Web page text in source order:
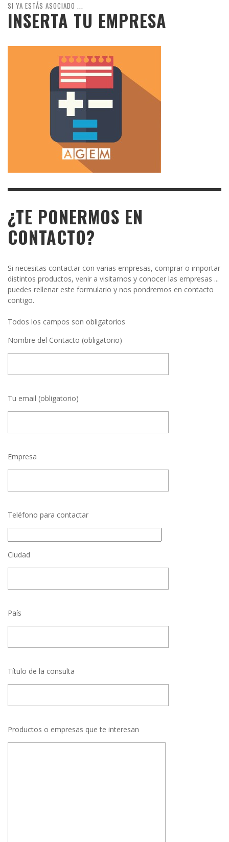
SI YA ESTÁS ASOCIADO ...
INSERTA TU EMPRESA
¿TE PONERMOS EN
CONTACTO?
Si necesitas contactar con varias empresas, comprar o importar
distintos productos, venir a visitarnos y conocer las empresas ...
puedes rellenar este formulario y nos pondremos en contacto
contigo.
Todos los campos son obligatorios
Nombre del Contacto (obligatorio)
Tu email (obligatorio)
Empresa
Teléfono para contactar
Ciudad
País
Título de la consulta
Productos o empresas que te interesan